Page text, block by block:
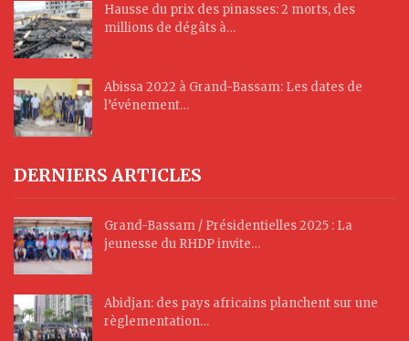
Hausse du prix des pinasses: 2 morts, des
millions de dégâts à…
Abissa 2022 à Grand-Bassam: Les dates de
l’événement…
DERNIERS ARTICLES
Grand-Bassam / Présidentielles 2025 : La
jeunesse du RHDP invite…
Abidjan: des pays africains planchent sur une
règlementation…